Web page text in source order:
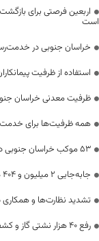
اربعین فرصتی برای
است
خراسان جنوبی در
استفاده از ظرفیت
ظرفیت معدنی خراسان
همه ظرفیت‌ها برای
53 موکب خراسان جنوبی در خدمت زائران اربعین
جابه‌جایی 2 میلیون و 404 هزار تن کالا از خراسان جنوبی به سراسر کشور
تشدید نظارت‌ها و
رفع 40 هزار نشتی گاز و کشف 76 مورد سرقت گاز در چهار ماهه نخست سال